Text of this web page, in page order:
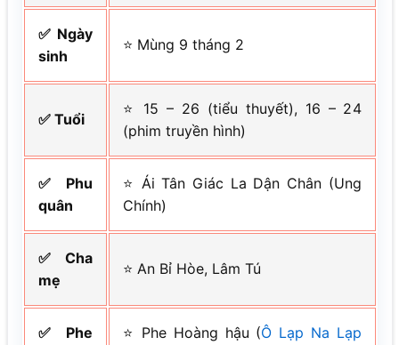
✅ Ngày
sinh
⭐ Mùng 9 tháng 2
✅ Tuổi
⭐ 15 – 26 (tiểu thuyết), 16 – 24
(phim truyền hình)
✅ Phu
quân
⭐ Ái Tân Giác La Dận Chân (Ung
Chính)
✅ Cha
mẹ
⭐ An Bỉ Hòe, Lâm Tú
✅ Phe
⭐ Phe Hoàng hậu (Ô Lạp Na Lạp